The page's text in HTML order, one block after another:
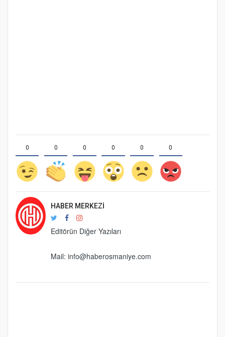
0 0 0 0 0 0
HABER MERKEZI
Editörün Diğer Yazıları
Mail: info@haberosmaniye.com